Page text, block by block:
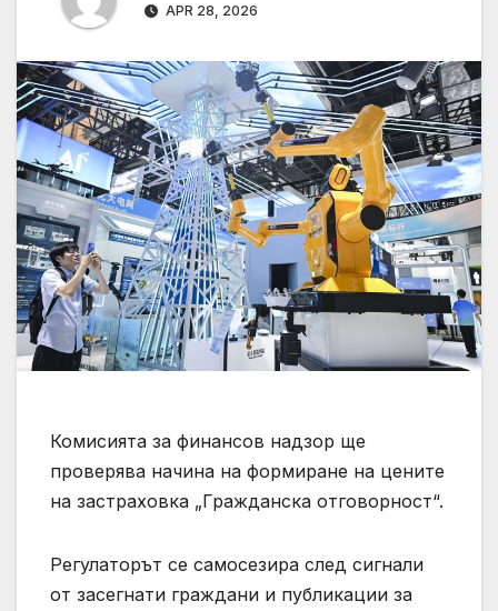
APR 28, 2026
Комисията за финансов надзор ще
проверява начина на формиране на цените
на застраховка „Гражданска отговорност“.
Регулаторът се самосезира след сигнали
от засегнати граждани и публикации за